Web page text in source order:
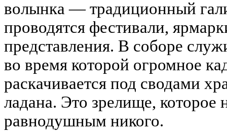
волынка — традиционный
проводятся фестивали,
представления. В соборе
во время которой огромное
раскачивается под сводами
ладана. Это зрелище, которое
равнодушным никого.